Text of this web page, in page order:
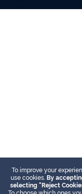
To improve your
use cookies. By
selecting "Reject
To choose which ones